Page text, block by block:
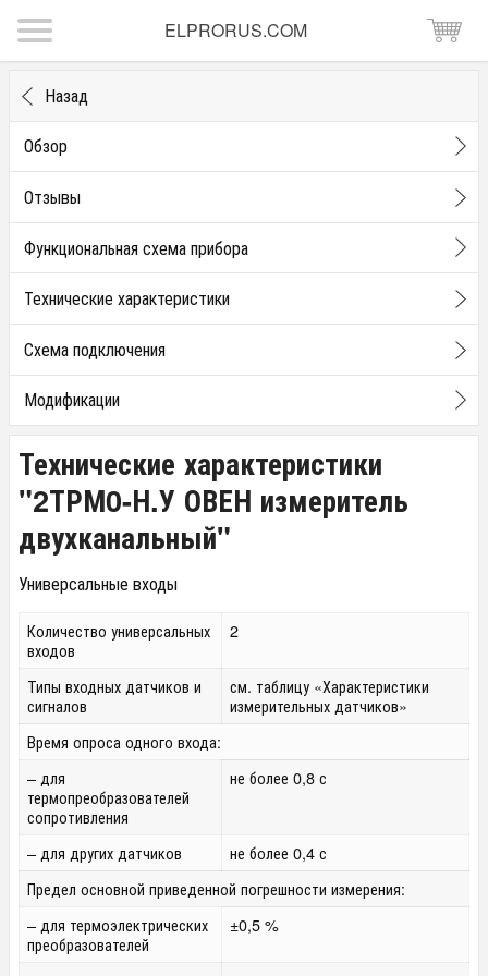
ELPRORUS.COM
Назад
Обзор
Отзывы
Функциональная схема прибора
Технические характеристики
Схема подключения
Модификации
Технические характеристики
"2ТРМ0-Н.У ОВЕН измеритель
двухканальный"
Универсальные входы
Количество универсальных
входов
2
Типы входных датчиков и
сигналов
см. таблицу «Характеристики
измерительных датчиков»
Время опроса одного входа:
– для
термопреобразователей
сопротивления
не более 0,8 с
– для других датчиков
не более 0,4 с
Предел основной приведенной погрешности измерения:
– для термоэлектрических
преобразователей
±0,5 %